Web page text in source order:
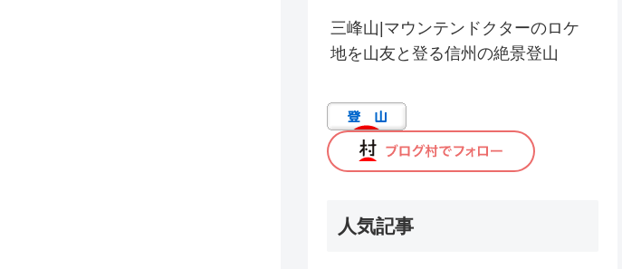
三峰山|マウンテンドクターのロケ
地を山友と登る信州の絶景登山
人気記事